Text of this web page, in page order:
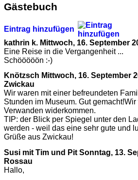
Gästebuch
Eintrag hinzufügen
kathrin k. Mittwoch, 16. September
Eine Reise in die Vergangenheit ...
Schööööön :-)
Knötzsch Mittwoch, 16. September
Zwickau
Wir waren mit einer befreundeten
Stunden im Museum. Gut
Verwanden widerkommen.
TIP: der Blick per Spiegel unter den
werden - weil das eine sehr gute und
Grüße aus Zwickau!
Susi mit Tim und Pit Sonntag, 13.
Rossau
Hallo,